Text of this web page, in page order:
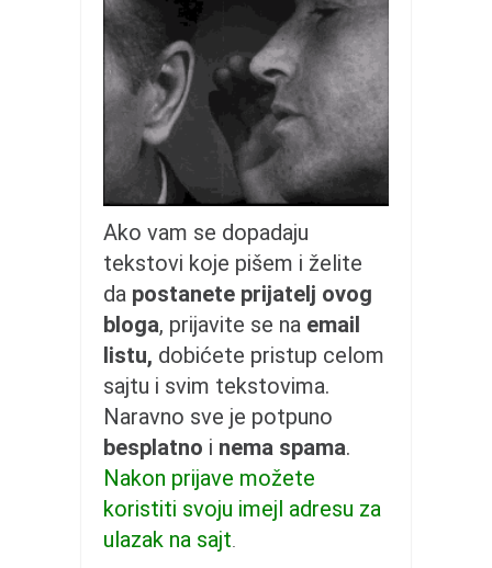
članarina
kontakt
besplatna e-knjiga
termini treninga
kontakt
Ako vam se dopadaju
tekstovi koje pišem i želite
da postanete prijatelj ovog
bloga, prijavite se na email
listu, dobićete pristup celom
sajtu i svim tekstovima.
Naravno sve je potpuno
besplatno i nema spama.
Nakon prijave možete
koristiti svoju imejl adresu za
ulazak na sajt